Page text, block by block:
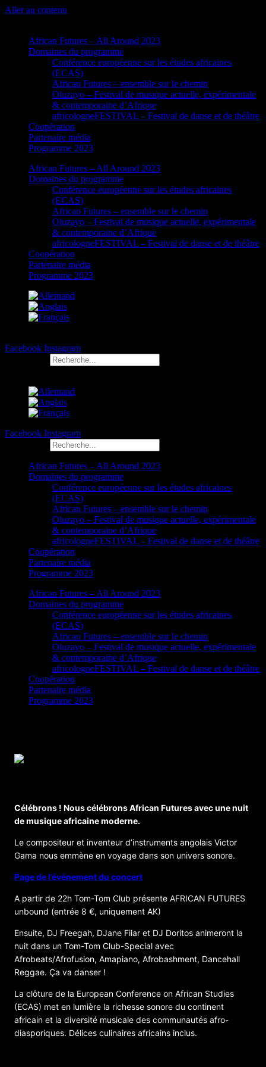
Aller au contenu
African Futures – All Around 2023
Domaines du programme
Conférence européenne sur les études africaines
(ECAS)
African Futures – ensemble sur le chemin
Oluzayo – Festival de musique actuelle, expérimentale
& contemporaine d’Afrique
africologneFESTIVAL – Festival de danse et de théâtre
Coopération
Partenaire média
Programme 2023
African Futures – All Around 2023
Domaines du programme
Conférence européenne sur les études africaines
(ECAS)
African Futures – ensemble sur le chemin
Oluzayo – Festival de musique actuelle, expérimentale
& contemporaine d’Afrique
africologneFESTIVAL – Festival de danse et de théâtre
Coopération
Partenaire média
Programme 2023
Facebook Instagram
Facebook Instagram
African Futures – All Around 2023
Domaines du programme
Conférence européenne sur les études africaines
(ECAS)
African Futures – ensemble sur le chemin
Oluzayo – Festival de musique actuelle, expérimentale
& contemporaine d’Afrique
africologneFESTIVAL – Festival de danse et de théâtre
Coopération
Partenaire média
Programme 2023
African Futures – All Around 2023
Domaines du programme
Conférence européenne sur les études africaines
(ECAS)
African Futures – ensemble sur le chemin
Oluzayo – Festival de musique actuelle, expérimentale
& contemporaine d’Afrique
africologneFESTIVAL – Festival de danse et de théâtre
Coopération
Partenaire média
Programme 2023
Célébrons ! Nous célébrons African Futures avec une nuit
de musique africaine moderne.
Le compositeur et inventeur d’instruments angolais Victor
Gama nous emmène en voyage dans son univers sonore.
Page de l’événement du concert
A partir de 22h Tom-Tom Club présente AFRICAN FUTURES
unbound (entrée 8 €, uniquement AK)
Ensuite, DJ Freegah, DJane Filar et DJ Doritos animeront la
nuit dans un Tom-Tom Club-Special avec
Afrobeats/Afrofusion, Amapiano, Afrobashment, Dancehall
Reggae. Ça va danser !
La clôture de la European Conference on African Studies
(ECAS) met en lumière la richesse sonore du continent
africain et la diversité musicale des communautés afro-
diasporiques. Délices culinaires africains inclus.